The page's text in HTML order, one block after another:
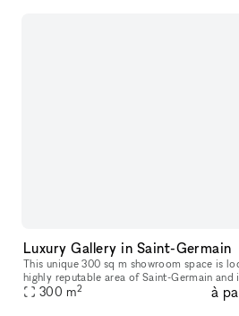
Luxury Gallery in Saint-Germain
This unique 300 sq m showroom space is
highly reputable area of Saint-Germain and
300 m2 à